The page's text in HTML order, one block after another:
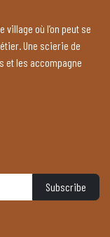
où l’on peut se
Une scierie de
et les accompagne
Subscribe